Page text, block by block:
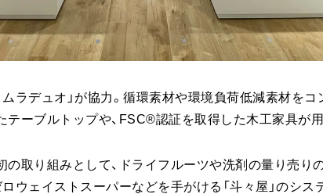
ラデュオ」が協力。循環素材や環境負荷低減素材をコ
ーブルトップや、FSC®︎認証を取得した木工家具が用
の取り組みとして、ドライフルーツや洗剤の量り売り
ウェイストスーパーなどを手がける「斗々屋」のシス